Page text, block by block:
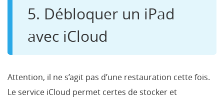
5. Débloquer un iPad
avec iCloud
Attention, il ne s’agit pas d’une restauration cette fois.
Le service iCloud permet certes de stocker et